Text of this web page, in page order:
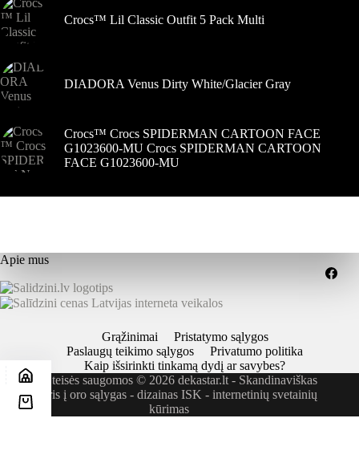
Crocs™ Lil Classic Outfit 5 Pack Multi
DIADORA Venus Dirty White/Glacier Gray
Crocs™ Crocs SPIDERMAN CARTOON FACE
G1023600-MU Crocs SPIDERMAN CARTOON
FACE G1023600-MU
Apie mus
Grąžinimai
Pristatymo sąlygos
Paslaugų teikimo sąlygos
Privatumo politika
Kaip išsirinkti tinkamą dydį ar savybes?
Visos teisės saugomos © 2026 dekastar.lt - Skandinaviškas
požiūris į oro sąlygas - dizainasISK - internetinių svetainių
kūrimas